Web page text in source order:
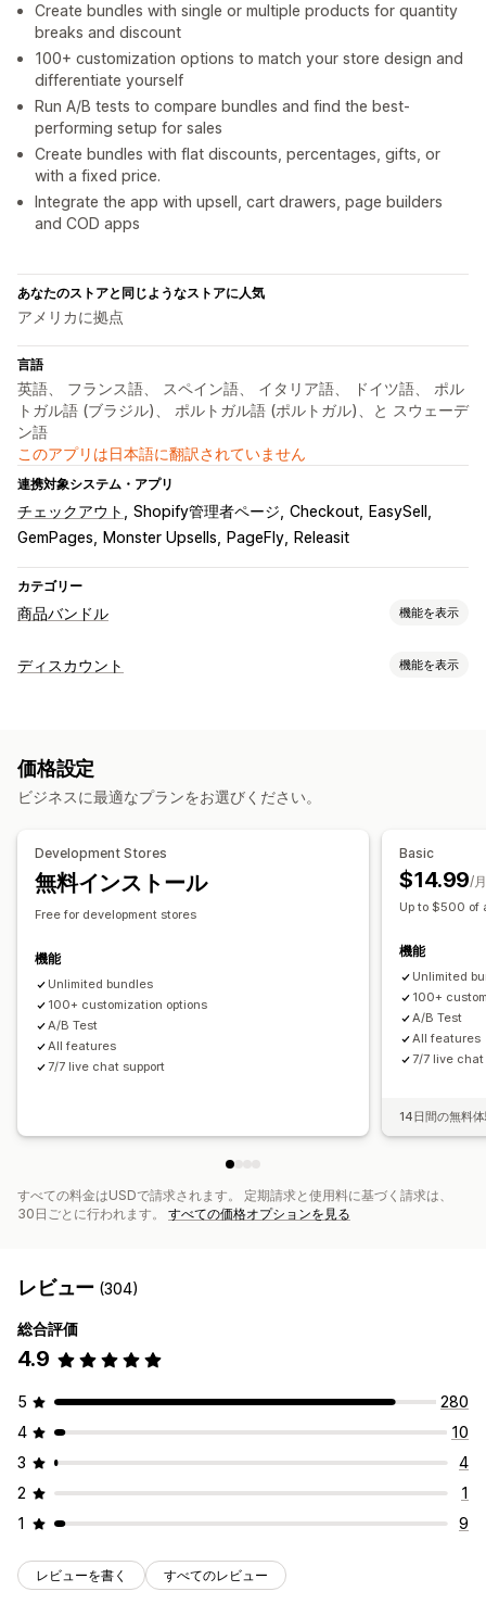
Create bundles with single or multiple products for quantity
breaks and discount
100+ customization options to match your store design and
differentiate yourself
Run A/B tests to compare bundles and find the best-
performing setup for sales
Create bundles with flat discounts, percentages, gifts, or
with a fixed price.
Integrate the app with upsell, cart drawers, page builders
and COD apps
あなたのストアと同じようなストアに人気
アメリカに拠点
言語
英語、 フランス語、 スペイン語、 イタリア語、 ドイツ語、 ポル
トガル語 (ブラジル)、 ポルトガル語 (ポルトガル)、と スウェーデ
ン語
このアプリは日本語に翻訳されていません
連携対象システム・アプリ
チェックアウト Shopify管理者ページ Checkout
EasySell
GemPages
Monster Upsells PageFly Releasit
カテゴリー
商品バンドル 機能を表示
バンドルタイプ
カスタムバンドル
固定価格設定
段階的な価格設定
ディスカウント
ボリュームディスカウント
BOGO
ディスカウント 機能を表示
ボリュームディスカウント
割引率によるディスカウント 一括割引 カートディスカウント
アップセルディスカウント
カスタムディスカウント
ディスカウント管理
編集ツール
ディスカウントの組み合わせ
価格設定
ビジネスに最適なプランをお選びください。
Development Stores
無料インストール
Free for development stores
機能
Unlimited bundles
100+ customization options
A/B Test
All features
7/7 live chat support
Basic
$14.99/
Up to $500 of
機能
Unlimited
100+
A/B Test
All features
7/7 live chat
14日間の無料
すべての料金はUSDで請求されます。 定期請求と使用料に基づく請求は、
30日ごとに行われます。 すべての価格オプションを見る
レビュー (304)
総合評価
4.9
5
280
4
10
3
4
2
1
1
9
レビューを書く すべてのレビュー